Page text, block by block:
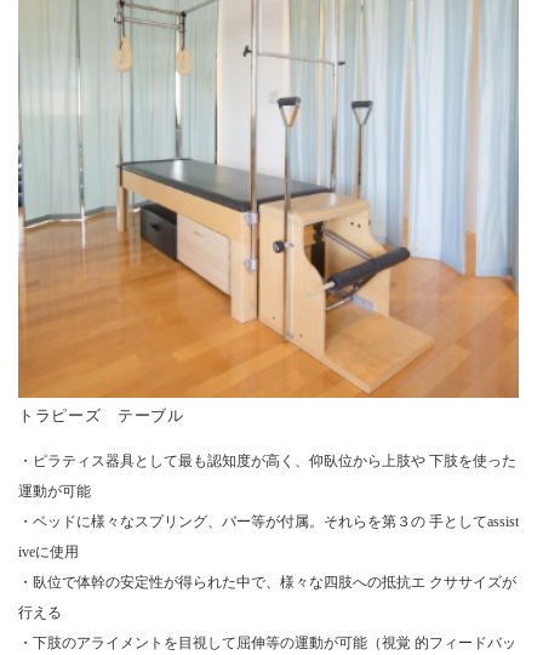
トラピーズ テーブル
・ピラティス器具として最も認知度が高く、仰臥位から上肢や 下肢を使った
運動が可能
・ベッドに様々なスプリング、バー等が付属。それらを第３の 手としてassist
iveに使用
・臥位で体幹の安定性が得られた中で、様々な四肢への抵抗エ クササイズが
行える
・下肢のアライメントを目視して屈伸等の運動が可能（視覚 的フィードバッ